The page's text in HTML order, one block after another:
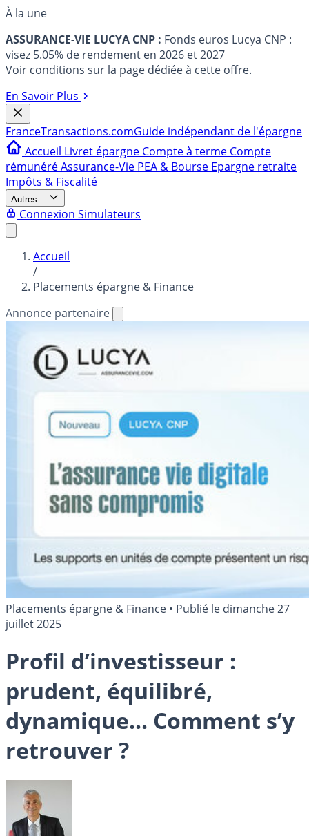
À la une
ASSURANCE-VIE LUCYA CNP : Fonds euros Lucya CNP :
visez 5.05% de rendement en 2026 et 2027
Voir conditions sur la page dédiée à cette offre.
En Savoir Plus
FranceTransactions.comGuide indépendant de l'épargne
Accueil Livret épargne Compte à terme Compte
rémunéréAssurance-Vie PEA & Bourse Epargne retraite
Impôts & Fiscalité
Autres...
Connexion Simulateurs
Accueil
/
Placements épargne & Finance
Annonce partenaire
Placements épargne & Finance • Publié le dimanche 27
juillet 2025
Profil d’investisseur :
prudent, équilibré,
dynamique... Comment s’y
retrouver ?